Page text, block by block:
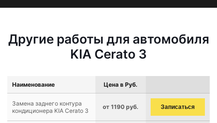
Другие работы для автомобиля
KIA Cerato 3
Наименование Цена в Руб.
Замена заднего контура
кондиционера KIA Cerato 3
от 1190 руб. Записаться